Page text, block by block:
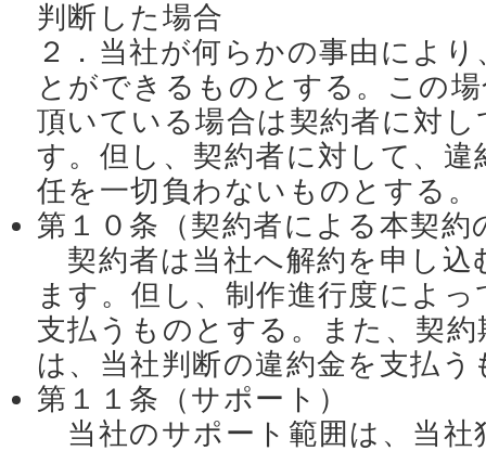
判断した場合
２．当社が何らかの事由によ
とができるものとする。この
頂いている場合は契約者に対
す。但し、契約者に対して、違
任を一切負わないものとする。
第１０条（契約者による本契約
契約者は当社へ解約を申し込
ます。但し、制作進行度によ
支払うものとする。また、契
は、当社判断の違約金を支払
第１１条（サポート）
当社のサポート範囲は、当社